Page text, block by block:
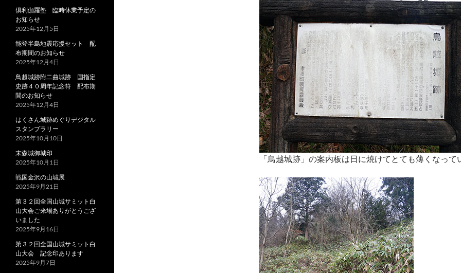
「鳥越城跡」の案内板は日に焼けてとても薄くなって
倶利伽羅塾 臨時休業予定の
お知らせ
2025年12月5日
能登半島地震応援セット 配
布期間のお知らせ
2025年12月4日
鳥越城跡附二曲城跡 国指定
史跡４０周年記念符 配布期
間のお知らせ
2025年12月4日
はくさん城跡めぐりデジタル
スタンプラリー
2025年10月10日
末森城御城印
2025年10月1日
戦国金沢の山城展
2025年9月21日
第３２回全国山城サミット白
山大会ご来場ありがとうござ
いました
2025年9月16日
第３２回全国山城サミット白
山大会 記念印あります
2025年9月7日